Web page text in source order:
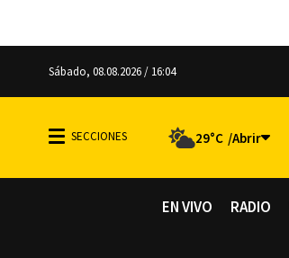
Sábado, 08.08.2026 / 16:04
29°C
EN VIVO RADIO